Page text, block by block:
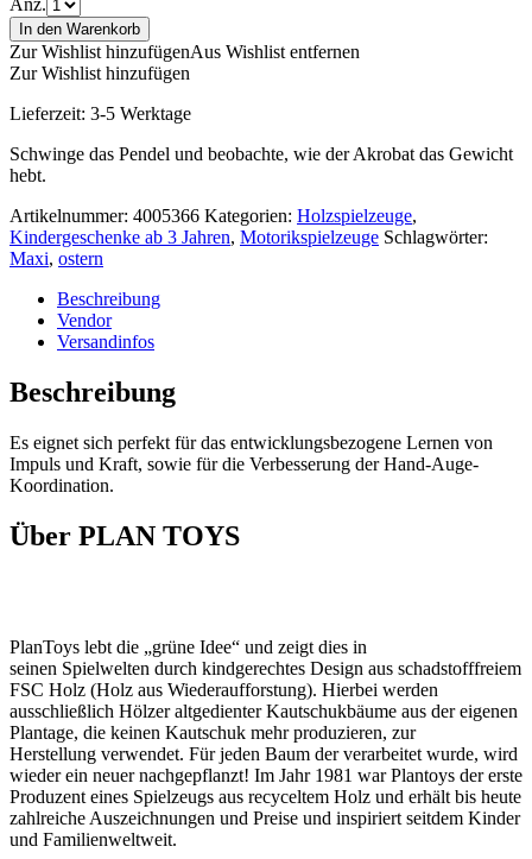
In den Warenkorb
Zur Wishlist hinzufügenAus Wishlist entfernen
Zur Wishlist hinzufügen
Lieferzeit: 3-5 Werktage
Schwinge das Pendel und beobachte, wie der Akrobat das Gewicht
hebt.
Artikelnummer: 4005366 Kategorien: Holzspielzeuge,
Kindergeschenke ab 3 Jahren, Motorikspielzeuge Schlagwörter:
Maxi, ostern
Beschreibung
Vendor
Versandinfos
Beschreibung
Es eignet sich perfekt für das entwicklungsbezogene Lernen von
Impuls und Kraft, sowie für die Verbesserung der Hand-Auge-
Koordination.
Über PLAN TOYS
PlanToys lebt die „grüne Idee“ und zeigt dies in
seinen Spielwelten durch kindgerechtes Design aus schadstofffreiem
FSC Holz (Holz aus Wiederaufforstung). Hierbei werden
ausschließlich Hölzer altgedienter Kautschukbäume aus der eigenen
Plantage, die keinen Kautschuk mehr produzieren, zur
Herstellung verwendet. Für jeden Baum der verarbeitet wurde, wird
wieder ein neuer nachgepflanzt! Im Jahr 1981 war Plantoys der erste
Produzent eines Spielzeugs aus recyceltem Holz und erhält bis heute
zahlreiche Auszeichnungen und Preise und inspiriert seitdem Kinder
und Familienweltweit.